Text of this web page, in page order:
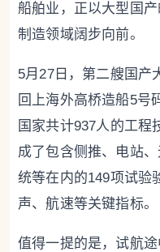
船舶业，正以大型国
制造领域阔步向前。
5月27日，第二艘国产
回上海外高桥造船5号
国家共计937人的工程
成了包含侧推、电站
统等在内的149项试验
声、航速等关键指标。
值得一提的是，试航途